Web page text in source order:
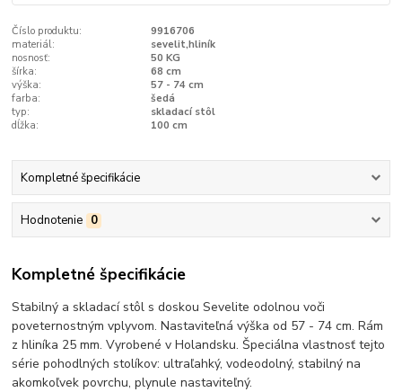
Číslo produktu:
9916706
materiál:
sevelit,hliník
nosnosť:
50 KG
šírka:
68 cm
výška:
57 - 74 cm
farba:
šedá
typ:
skladací stôl
dĺžka:
100 cm
Kompletné špecifikácie
Hodnotenie 0
Kompletné špecifikácie
Stabilný a skladací stôl s doskou Sevelite odolnou voči
poveternostným vplyvom. Nastaviteľná výška od 57 - 74 cm. Rám
z hliníka 25 mm. Vyrobené v Holandsku. Špeciálna vlastnosť tejto
série pohodlných stolíkov: ultraľahký, vodeodolný, stabilný na
akomkoľvek povrchu, plynule nastaviteľný.